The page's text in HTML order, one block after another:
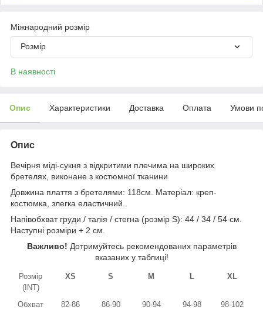
Міжнародний розмір
Розмір
В наявності
Опис Характеристики Доставка Оплата Умови
Опис
Вечірня міді-сукня з відкритими плечима на широких
бретелях, виконане з костюмної тканини
Довжина плаття з бретелями: 118см. Матеріал: креп-
костюмка, злегка еластичний.
Напівобхват груди / талія / стегна (розмір S): 44 / 34 / 54 см.
Наступні розміри + 2 см.
Важливо! Дотримуйтесь рекомендованих параметрів
вказаних у таблиці!
Розмір
(INT)
XS S M L XL
Обхват
82-86 86-90 90-94 94-98 98-102